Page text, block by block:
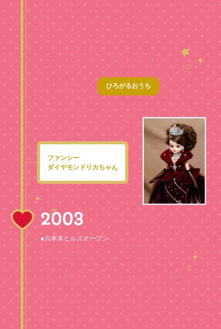
ひろがるおうち
ファンシー
ダイヤモンドリカちゃん
2003
●六本木ヒルズオープン